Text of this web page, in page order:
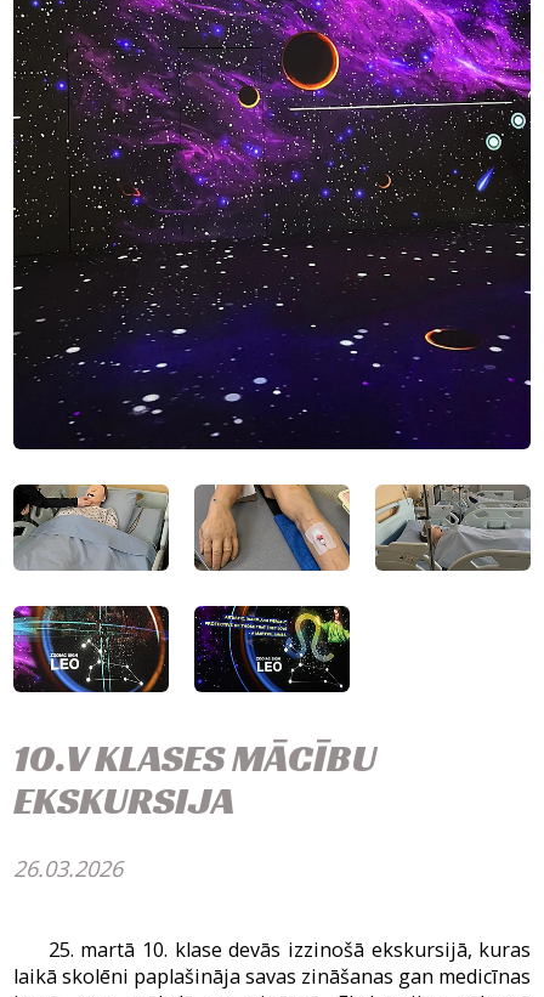
10.V KLASES MĀCĪBU
EKSKURSIJA
26.03.2026
25. martā 10. klase devās izzinošā ekskursijā, kuras
laikā skolēni paplašināja savas zināšanas gan medicīnas